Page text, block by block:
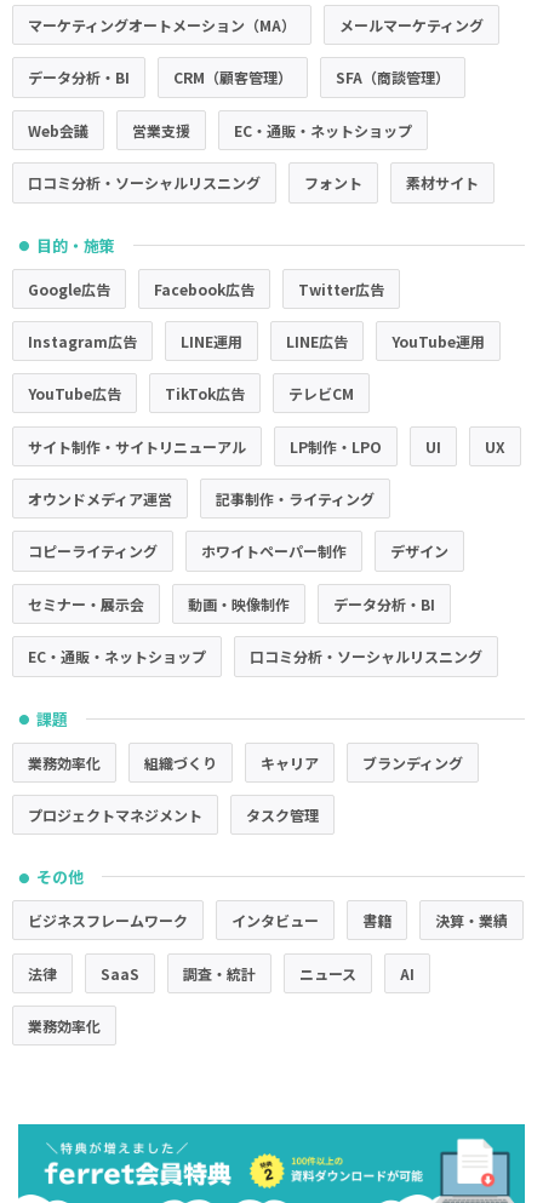
マーケティングオートメーション（MA） メールマーケティング
データ分析・BI CRM（顧客管理） SFA（商談管理）
Web会議 営業支援 EC・通販・ネットショップ
口コミ分析・ソーシャルリスニング フォント 素材サイト
● 目的・施策
Google広告 Facebook広告 Twitter広告
Instagram広告 LINE運用 LINE広告 YouTube運用
YouTube広告 TikTok広告 テレビCM
サイト制作・サイトリニューアル LP制作・LPO UI UX
オウンドメディア運営 記事制作・ライティング
コピーライティング ホワイトペーパー制作 デザイン
セミナー・展示会 動画・映像制作 データ分析・BI
EC・通販・ネットショップ 口コミ分析・ソーシャルリスニング
● 課題
業務効率化 組織づくり キャリア ブランディング
プロジェクトマネジメント タスク管理
● その他
ビジネスフレームワーク インタビュー 書籍 決算・業績
法律 SaaS 調査・統計 ニュース AI
業務効率化